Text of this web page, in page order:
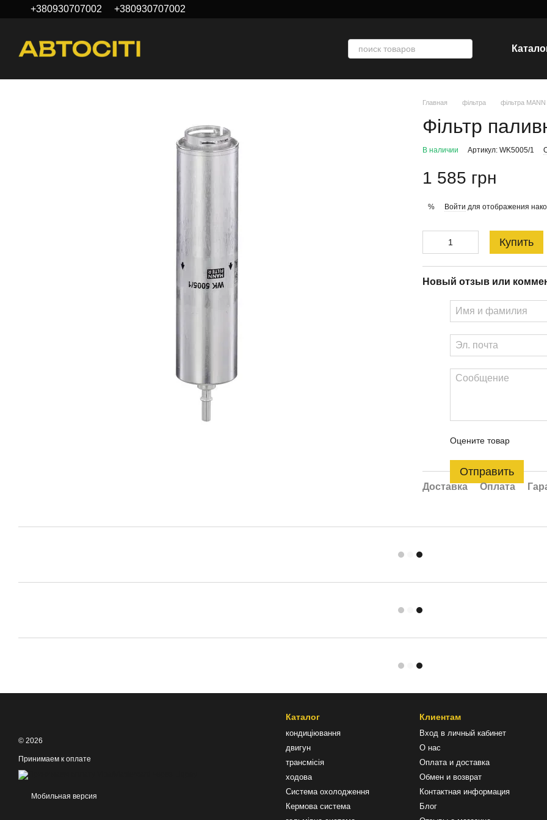
Перейти к основному контенту
+380930707002 +380930707002
Главная фільтра фільтра MANN
Фільтр
В наличии Артикул: WK5005/1
1 585 грн
% Войти для отображения
Купить
Новый отзыв или
Оцените товар
Отправить
Доставка Оплата
© 2026
Принимаем к оплате
Мобильная версия
Каталог
кондиціювання
двигун
трансмісія
ходова
Система охолодження
Кермова система
Клиентам
Вход в личный кабинет
О нас
Оплата и доставка
Обмен и возврат
Контактная информация
Блог